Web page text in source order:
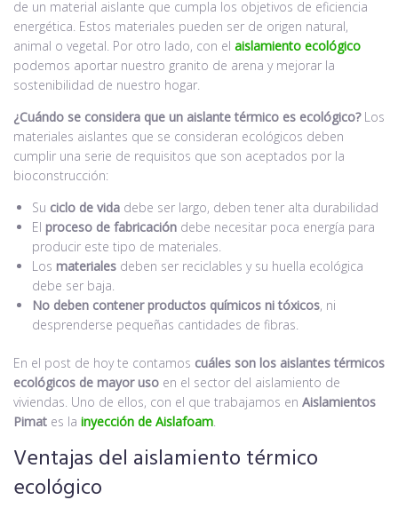
de un material aislante que cumpla los objetivos de eficiencia
energética. Estos materiales pueden ser de origen natural,
animal o vegetal. Por otro lado, con el aislamiento ecológico
podemos aportar nuestro granito de arena y mejorar la
sostenibilidad de nuestro hogar.
¿Cuándo se considera que un aislante térmico es ecológico?Los
materiales aislantes que se consideran ecológicos deben
cumplir una serie de requisitos que son aceptados por la
bioconstrucción:
Su ciclo de vida debe ser largo, deben tener alta durabilidad
El proceso de fabricación debe necesitar poca energía para
producir este tipo de materiales.
Los materiales deben ser reciclables y su huella ecológica
debe ser baja.
No deben contener productos químicos ni tóxicos, ni
desprenderse pequeñas cantidades de fibras.
En el post de hoy te contamos cuáles son los aislantes térmicos
ecológicos de mayor uso en el sector del aislamiento de
viviendas. Uno de ellos, con el que trabajamos en Aislamientos
Pimat es la inyección de Aislafoam
Ventajas del aislamiento térmico
ecológico